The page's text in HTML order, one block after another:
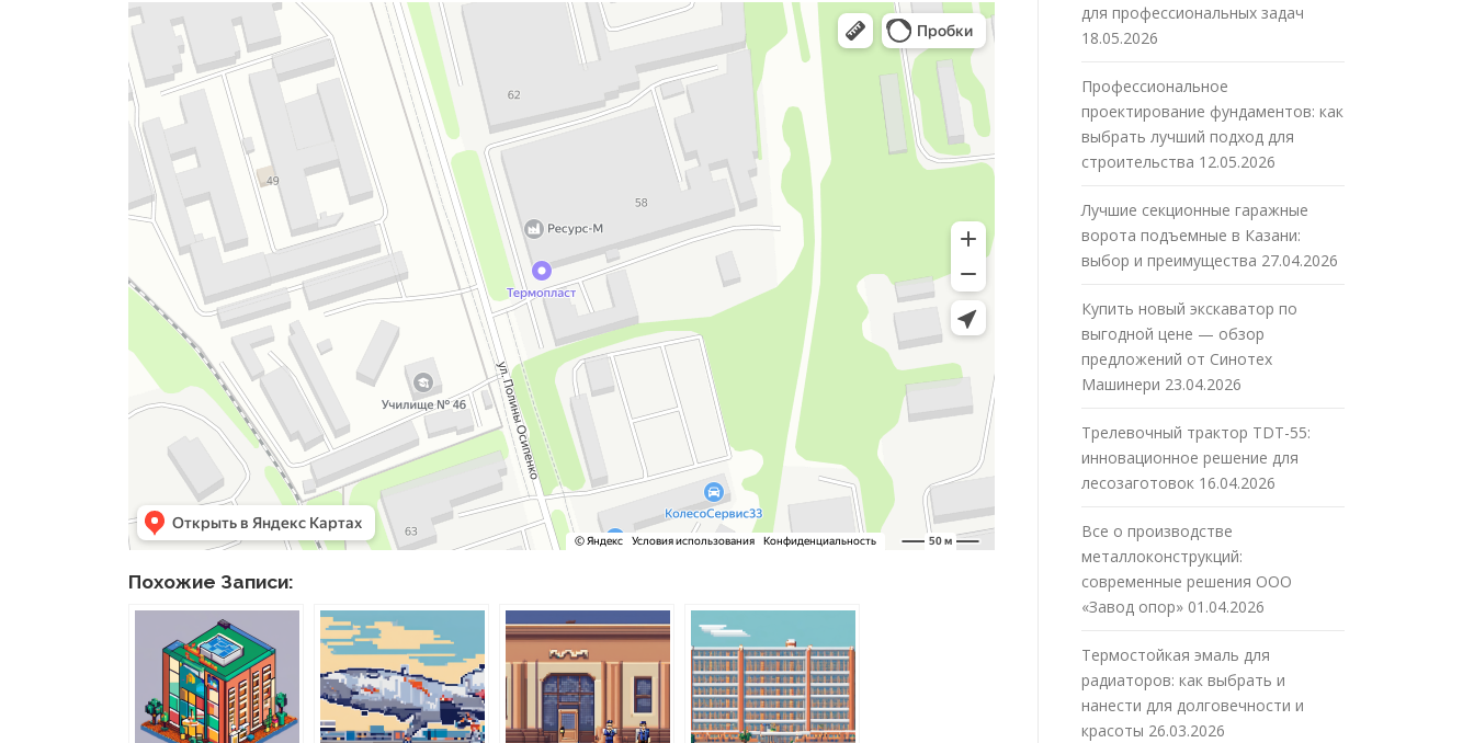
Похожие Записи:
для профессиональных задач
18.05.2026
Профессиональное
проектирование фундаментов: как
выбрать лучший подход для
строительства 12.05.2026
Лучшие секционные гаражные
ворота подъемные в Казани:
выбор и преимущества 27.04.2026
Купить новый экскаватор по
выгодной цене — обзор
предложений от Синотех
Машинери 23.04.2026
Трелевочный трактор TDT-55:
инновационное решение для
лесозаготовок 16.04.2026
Все о производстве
металлоконструкций:
современные решения ООО
«Завод опор» 01.04.2026
Термостойкая эмаль для
радиаторов: как выбрать и
нанести для долговечности и
красоты 26.03.2026